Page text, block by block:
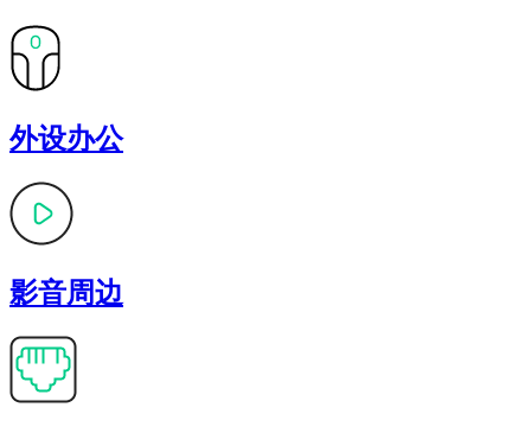
外设办公
影音周边